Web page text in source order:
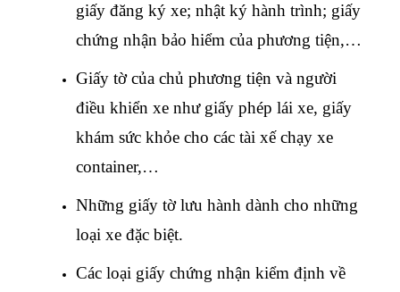
giấy đăng ký xe; nhật ký hành trình; giấy
chứng nhận bảo hiểm của phương tiện,…
Giấy tờ của chủ phương tiện và người
điều khiển xe như giấy phép lái xe, giấy
khám sức khỏe cho các tài xế chạy xe
container,…
Những giấy tờ lưu hành dành cho những
loại xe đặc biệt.
Các loại giấy chứng nhận kiểm định về